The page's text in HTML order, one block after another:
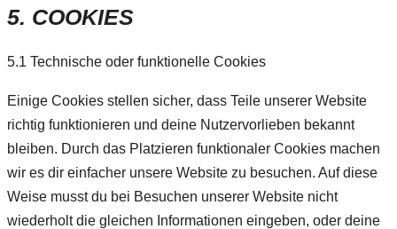
5. COOKIES
5.1 Technische oder funktionelle Cookies
Einige Cookies stellen sicher, dass Teile unserer Website
richtig funktionieren und deine Nutzervorlieben bekannt
bleiben. Durch das Platzieren funktionaler Cookies machen
wir es dir einfacher unsere Website zu besuchen. Auf diese
Weise musst du bei Besuchen unserer Website nicht
wiederholt die gleichen Informationen eingeben, oder deine